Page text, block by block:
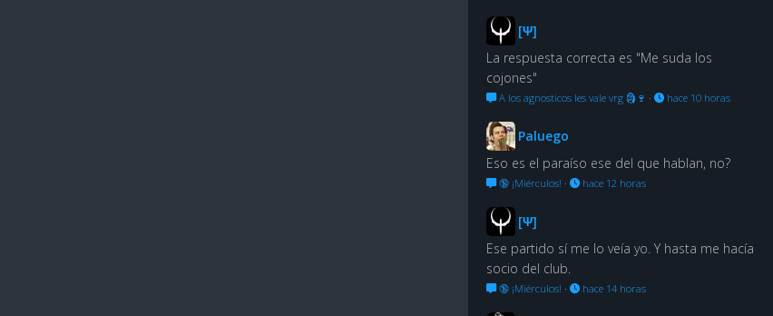
[Ψ]
La respuesta correcta es "Me suda los
cojones"
A los agnosticos les vale vrg 🗿🍷 · hace 10 horas
Paluego
Eso es el paraíso ese del que hablan, no?
🔞 ¡Miérculos! · hace 12 horas
[Ψ]
Ese partido sí me lo veía yo. Y hasta me hacía
socio del club.
🔞 ¡Miérculos! · hace 14 horas